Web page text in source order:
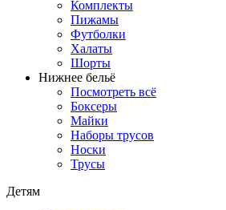
Комплекты
Пижамы
Футболки
Халаты
Шорты
Нижнее бельё
Посмотреть всё
Боксеры
Майки
Наборы трусов
Носки
Трусы
Детям